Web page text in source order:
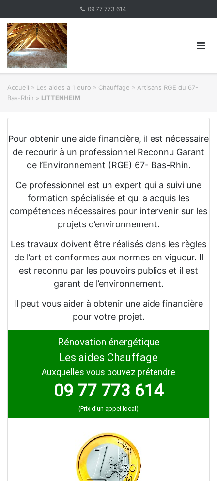
content
09 77 773 614
Accueil » Les aides a 1 euro » Chauffage » Artisans RGE du 67-
Bas-Rhin » LITTENHEIM
Pour obtenir une aide financière, il est nécessaire
de recourir à un professionnel Reconnu Garant
de l’Environnement (RGE) 67- Bas-Rhin.
Ce professionnel est un expert qui a suivi une
formation spécialisée et qui a acquis les
compétences nécessaires pour intervenir sur les
projets d’environnement.
Les travaux doivent être réalisés dans les règles
de l’art et conformes aux normes en vigueur. Il
est reconnu par les pouvoirs publics et il est
garant de l’environnement.
Il peut vous aider à obtenir une aide financière
pour votre projet.
Rénovation énergétique
Les aides Chauffage
Auxquelles vous pouvez prétendre
09 77 773 614
(Prix d'un appel local)